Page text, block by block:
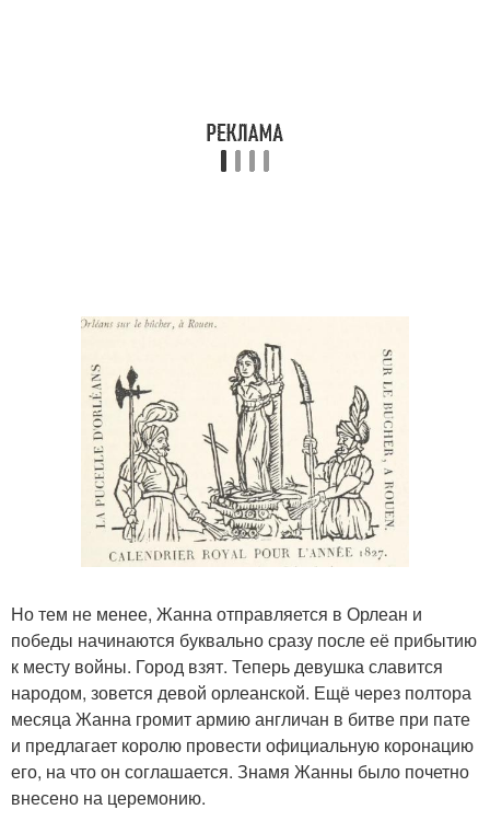
Но тем не менее, Жанна отправляется в Орлеан и
победы начинаются буквально сразу после её прибытию
к месту войны. Город взят. Теперь девушка славится
народом, зовется девой орлеанской. Ещё через полтора
месяца Жанна громит армию англичан в битве при пате
и предлагает королю провести официальную коронацию
его, на что он соглашается. Знамя Жанны было почетно
внесено на церемонию.